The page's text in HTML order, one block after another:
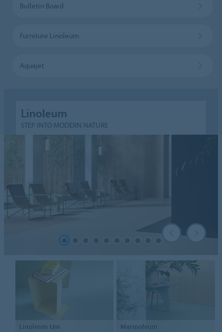
Bulletin Board
Furniture Linoleum
Aquajet
Linoleum
STEP INTO MODERN NATURE
Linoleum Uni Marmoleum